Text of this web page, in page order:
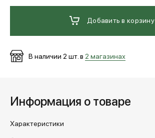
Добавить в корзину
В наличии 2 шт. в 2 магазинах
Информация о товаре
Характеристики